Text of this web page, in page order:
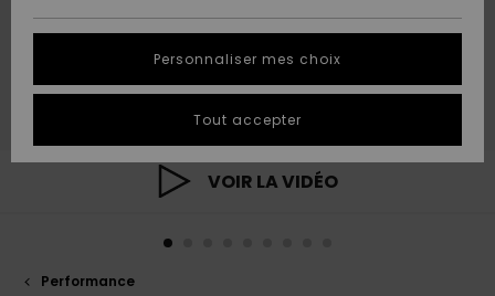
A
Découvrir
A
Découvrir
tailles
conversation
pour
plus rapide
QUIKSILVER
VOIR LA VIDÉO
Performance
Personnaliser mes choix
Tout accepter